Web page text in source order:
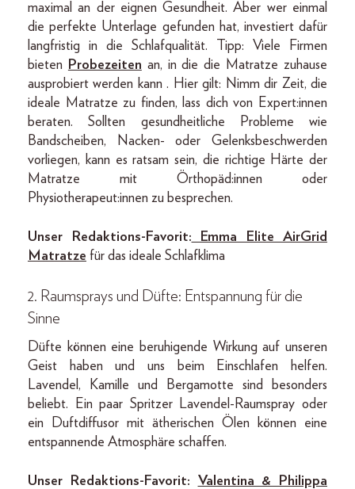
maximal an der eignen Gesundheit. Aber wer einmal
die perfekte Unterlage gefunden hat, investiert dafür
langfristig in die Schlafqualität. Tipp: Viele Firmen
bieten
Probezeiten an, in die die Matratze zuhause
ausprobiert werden kann . Hier gilt: Nimm dir Zeit, die
ideale Matratze zu finden, lass dich von Expert:innen
beraten. Sollten gesundheitliche Probleme wie
Bandscheiben, Nacken- oder Gelenksbeschwerden
vorliegen, kann es ratsam sein, die richtige Härte der
Matratze mit Örthopäd:innen oder
Physiotherapeut:innen zu besprechen.
Unser Redaktions-Favorit: Emma Elite AirGrid
Matratze für das ideale Schlafklima
2. Raumsprays und Düfte: Entspannung für die
Sinne
Düfte können eine beruhigende Wirkung auf unseren
Geist haben und uns beim Einschlafen helfen.
Lavendel, Kamille und Bergamotte sind besonders
beliebt. Ein paar Spritzer Lavendel-Raumspray oder
ein Duftdiffusor mit ätherischen Ölen können eine
entspannende Atmosphäre schaffen.
Unser Redaktions-Favorit:
Valentina & Philippa